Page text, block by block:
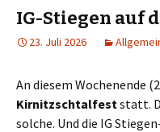
IG-Stiegen auf
23. Juli 2026
An diesem Wochenende
Kirnitzschtalfest statt.
solche. Und die IG